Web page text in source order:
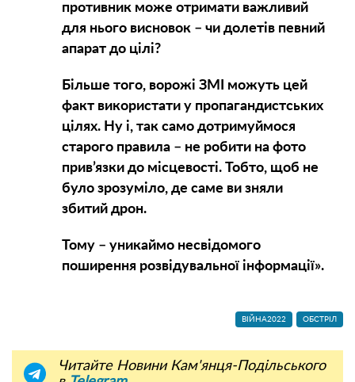
противник може отримати важливий
для нього висновок – чи долетів певний
апарат до цілі?
Більше того, ворожі ЗМІ можуть цей
факт використати у пропагандистських
цілях. Ну і, так само дотримуймося
старого правила – не робити на фото
прив’язки до місцевості. Тобто, щоб не
було зрозуміло, де саме ви зняли
збитий дрон.
Тому – уникаймо несвідомого
поширення розвідувальної інформації».
ВІЙНА2022 ОБСТРІЛ
Читайте Новини Кам'янця-Подільського